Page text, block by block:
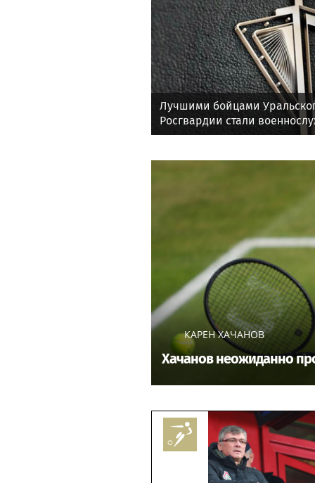
Лучшими бойцами
Росгвардии стали
соединения по охране
КАРЕН ХАЧАНОВ
Хачанов неожиданно